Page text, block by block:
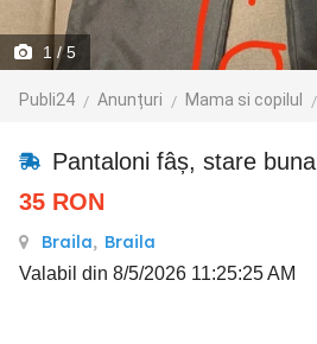
1 / 5
Publi24 Anunțuri Mama si copilul
Pantaloni fâș, stare buna
35 RON
Braila, Braila
Valabil din 8/5/2026 11:25:25 AM